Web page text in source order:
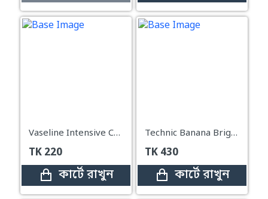
Vaseline Intensive Care Cocoa Glow Body Lotion 90ml
TK 220
কার্টে রাখুন
Technic Banana Bright Loose Powder 10 gm
TK 430
কার্টে রাখুন